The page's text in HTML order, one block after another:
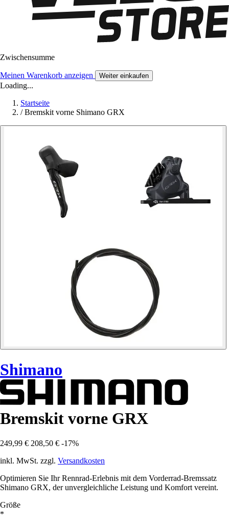
Zwischensumme
Meinen Warenkorb anzeigen Weiter einkaufen
Loading...
Startseite
/ Bremskit vorne Shimano GRX
Shimano
Bremskit vorne GRX
249,99 € 208,50 € -17%
inkl. MwSt. zzgl. Versandkosten
Optimieren Sie Ihr Rennrad-Erlebnis mit dem Vorderrad-Bremssatz
Shimano GRX, der unvergleichliche Leistung und Komfort vereint.
Größe
*